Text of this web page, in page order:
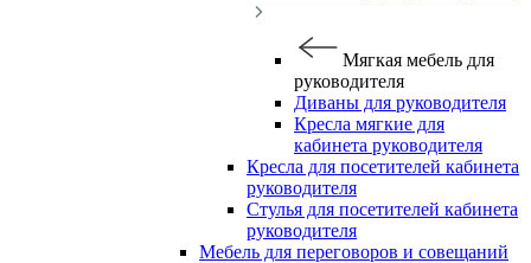
Мягкая мебель для
руководителя
Диваны для руководителя
Кресла мягкие для
кабинета руководителя
Кресла для посетителей кабинета
руководителя
Стулья для посетителей кабинета
руководителя
Мебель для переговоров и совещаний